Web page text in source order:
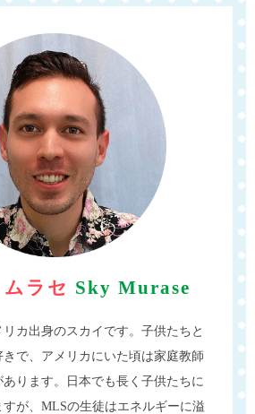
ラセ Sky Murase
カ出身のスカイです。子供たちと
で、アメリカにいた頃は家庭教師
ります。日本でも長く子供たちに
が、MLSの生徒はエネルギーに溢